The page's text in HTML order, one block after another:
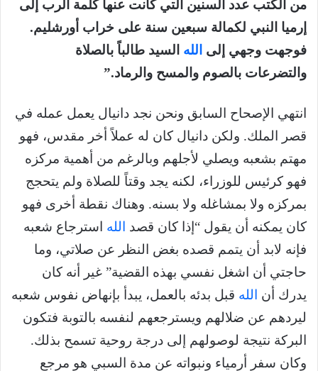
من الكتب عدد السنين التي كانت عنها كلمة الرب إلى
إرميا النبي لكمالة سبعين سنة على خراب أورشليم.
فوجهت وجهي إلى الله السيد طالباً بالصلاة
والتضرعات بالصوم والمسح والرماد.”
انتهي الإصحاح السابق ونحن نجد دانيال يعمل عمله في
قصر الملك. ولكن دانيال كان له عملاً أخر مقدس، فهو
مهتم بشعبه ويصلي لأجلهم وبالرغم من أهمية مركزه
فهو كرئيس للوزراء، لكنه يجد وقتاً للصلاة ولم يتحجج
بمركزه ولا بمشاغله ولا بسنه. وهناك نقطة أخرى فهو
كان يمكنه أن يقول “إذا كان قصد
الله استرجاع شعبه
فإنه لابد أن يتمم قصده بغض النظر عن صلاتي، وما
حاجتي أن اشغل نفسي بهذه القضية” غير أنه كان
يدرك أن
الله قبل بدئه بالعمل، يبدأ بإنهاض نفوس شعبه
ليردهم عن ضلالهم ويسترجعهم لنفسه بالتوبة فتكون
البركة نتيجة لوصولهم إلى درجة روحية تسمح بذلك.
وكان سفر أرمياء ونبواته عن مدة السبي هو مرجع